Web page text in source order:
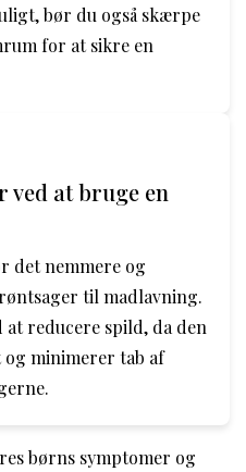
bør du også skærpe
for at sikre en
ved at bruge en
det nemmere og
til madlavning.
at reducere spild, da den
minimerer tab af
børns symptomer og